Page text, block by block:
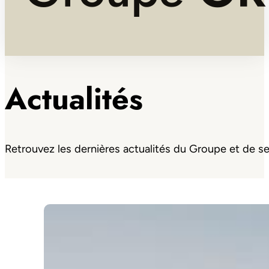
Actualités
Retrouvez les dernières actualités du Groupe et de